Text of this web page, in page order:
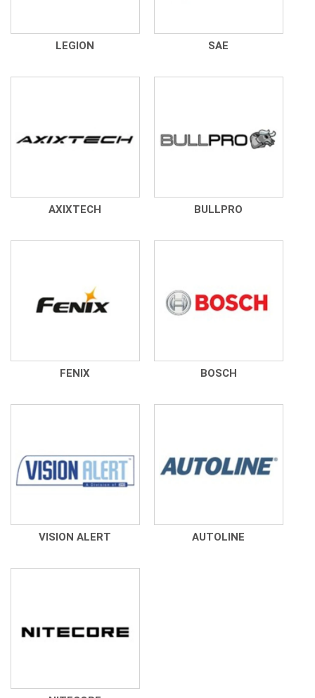
LEGION SAE
AXIXTECH BULLPRO
FENIX BOSCH
VISION ALERT AUTOLINE